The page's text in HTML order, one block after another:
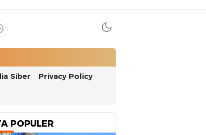
Siber Privacy Policy
POPULER